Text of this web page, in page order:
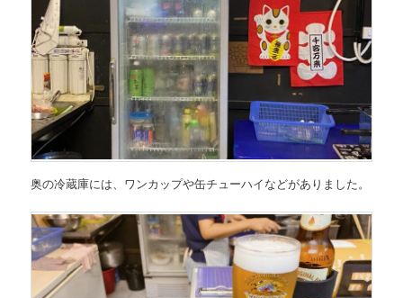
奥の冷蔵庫には、ワンカップや缶チューハイなどがありました。